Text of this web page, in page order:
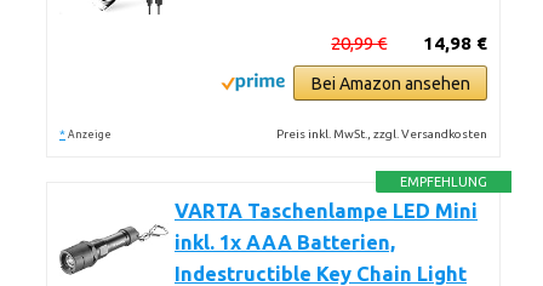
14,98 €
20,99 €
Bei Amazon ansehen
* Anzeige Preis inkl. MwSt., zzgl. Versandkosten
EMPFEHLUNG
VARTA Taschenlampe LED Mini
inkl. 1x AAA Batterien,
Indestructible Key Chain Light